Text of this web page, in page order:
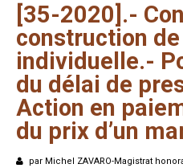
[35-2020].-
construction de
individuelle.-
du délai de
Action en
du prix d’un
par Michel ZAVARO-Magistrat